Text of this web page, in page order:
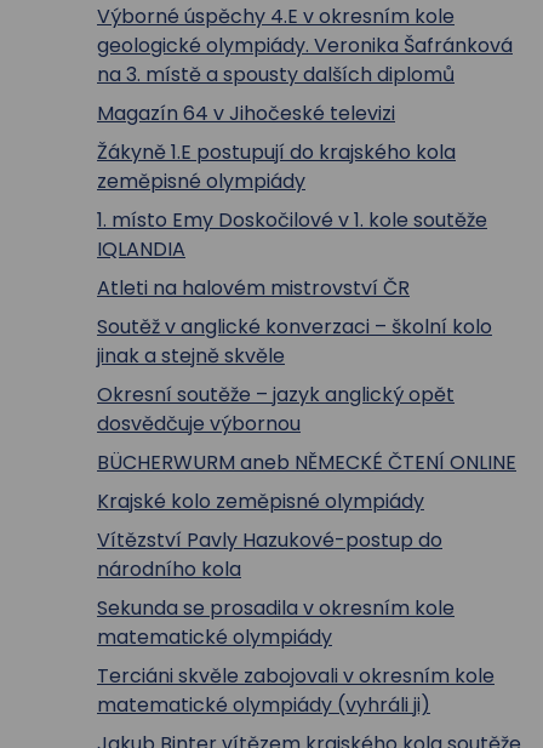
Výborné úspěchy 4.E v okresním kole
geologické olympiády. Veronika Šafránková
na 3. místě a spousty dalších diplomů
Magazín 64 v Jihočeské televizi
Žákyně 1.E postupují do krajského kola
zeměpisné olympiády
1. místo Emy Doskočilové v 1. kole soutěže
IQLANDIA
Atleti na halovém mistrovství ČR
Soutěž v anglické konverzaci – školní kolo
jinak a stejně skvěle
Okresní soutěže – jazyk anglický opět
dosvědčuje výbornou
BÜCHERWURM aneb NĚMECKÉ ČTENÍ ONLINE
Krajské kolo zeměpisné olympiády
Vítězství Pavly Hazukové-postup do
národního kola
Sekunda se prosadila v okresním kole
matematické olympiády
Terciáni skvěle zabojovali v okresním kole
matematické olympiády (vyhráli ji)